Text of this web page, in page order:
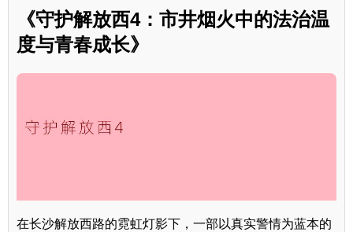
《守护解放西4：市井烟火中的法治温
度与青春成长》
在长沙解放西路的霓虹灯影下，一部以真实警情为蓝本的